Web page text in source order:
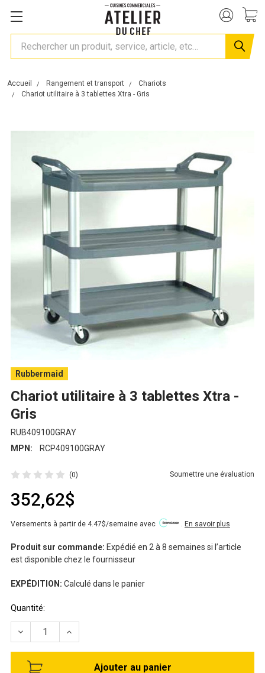
Rechercher
Accueil Rangement et transport
Chariots
Chariot utilitaire à 3 tablettes Xtra - Gris
Rubbermaid
Chariot utilitaire à 3 tablettes Xtra -
Gris
RUB409100GRAY
MPN:
RCP409100GRAY
(0) Soumettre une évaluation
352,62$
Versements à partir de 4.47$/semaine avec . En savoir plus
Produit sur commande: Expédié en 2 à 8 semaines si l’article
est disponible chez le fournisseur
EXPÉDITION: Calculé dans le panier
Stock
disponible:
Quantité:
RÉDUIRE LA QUANTITÉ DE CHARIOT UTILITAIRE À 3
AUGMENTER LA QUANTITÉ DE CHARIOT